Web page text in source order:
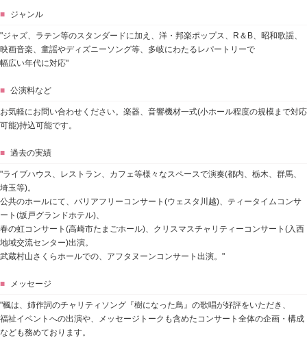
■ ジャンル
"ジャズ、ラテン等のスタンダードに加え、洋・邦楽ポップス、R＆B、昭和歌謡、
映画音楽、童謡やディズニーソング等、多岐にわたるレパートリーで
幅広い年代に対応"
■ 公演料など
お気軽にお問い合わせください。楽器、音響機材一式(小ホール程度の規模まで対応
可能)持込可能です。
■ 過去の実績
"ライブハウス、レストラン、カフェ等様々なスペースで演奏(都内、栃木、群馬、
埼玉等)。
公共のホールにて、バリアフリーコンサート(ウェスタ川越)、ティータイムコンサ
ート(坂戸グランドホテル)、
春の虹コンサート(高崎市たまごホール)、クリスマスチャリティーコンサート(入西
地域交流センター)出演。
武蔵村山さくらホールでの、アフタヌーンコンサート出演。"
■ メッセージ
"楓は、姉作詞のチャリティソング『樹になった鳥』の歌唱が好評をいただき、
福祉イベントへの出演や、メッセージトークも含めたコンサート全体の企画・構成
なども務めております。